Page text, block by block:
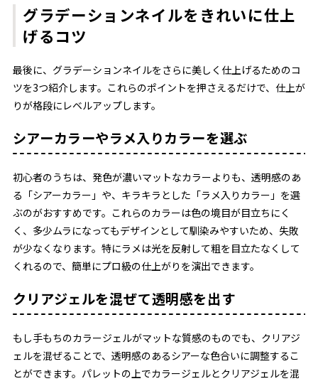
グラデーションネイルをきれいに仕上
げるコツ
最後に、グラデーションネイルをさらに美しく仕上げるためのコ
ツを3つ紹介します。これらのポイントを押さえるだけで、仕上が
りが格段にレベルアップします。
シアーカラーやラメ入りカラーを選ぶ
初心者のうちは、発色が濃いマットなカラーよりも、透明感のあ
る「シアーカラー」や、キラキラとした「ラメ入りカラー」を選
ぶのがおすすめです。これらのカラーは色の境目が目立ちにく
く、多少ムラになってもデザインとして馴染みやすいため、失敗
が少なくなります。特にラメは光を反射して粗を目立たなくして
くれるので、簡単にプロ級の仕上がりを演出できます。
クリアジェルを混ぜて透明感を出す
もし手もちのカラージェルがマットな質感のものでも、クリアジ
ェルを混ぜることで、透明感のあるシアーな色合いに調整するこ
とができます。パレットの上でカラージェルとクリアジェルを混